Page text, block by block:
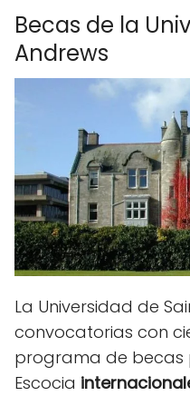
Becas de la
Andrews
La Universidad de
convocatorias con
programa de becas
Escocia